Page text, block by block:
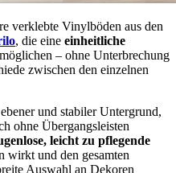
verklebte Vinylböden aus den
, die eine einheitliche
– ohne Unterbrechung
zwischen den einzelnen
und stabiler Untergrund,
ohne Übergangsleisten
leicht zu pflegende
wirkt und den gesamten
Auswahl an Dekoren